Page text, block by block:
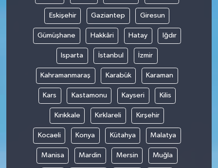
Eskişehir Gaziantep Giresun
Gümüşhane Hakkâri Hatay Iğdır
Isparta İstanbul İzmir
Kahramanmaraş Karabük Karaman
Kars Kastamonu Kayseri Kilis
Kırıkkale Kırklareli Kırşehir
Kocaeli Konya Kütahya Malatya
Manisa Mardin Mersin Muğla